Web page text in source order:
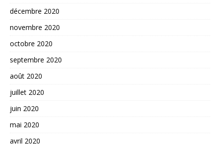
décembre 2020
novembre 2020
octobre 2020
septembre 2020
août 2020
juillet 2020
juin 2020
mai 2020
avril 2020